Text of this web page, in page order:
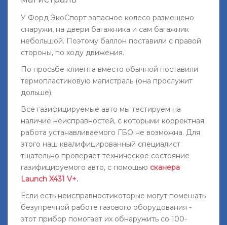
У Форд ЭкоСпорт запасное колесо размещено
снаружи, на двери багажника и сам багажник
небольшой. Поэтому баллон поставили с правой
стороны, по ходу движения.
По просьбе клиента вместо обычной поставили
термопластиковую магистраль (она прослужит
дольше).
Все газифицируемые авто мы тестируем на
наличие неисправностей, с которыми корректная
работа устанавливаемого ГБО не возможна. Для
этого наш квалифицированный специалист
тщательно проверяет техническое состояние
газифицируемого авто, с помощью сканера
Launch X431 V+.
Если есть неисправностикоторые могут помешать
безупречной работе газового оборудования -
этот прибор помогает их обнаружить со 100-